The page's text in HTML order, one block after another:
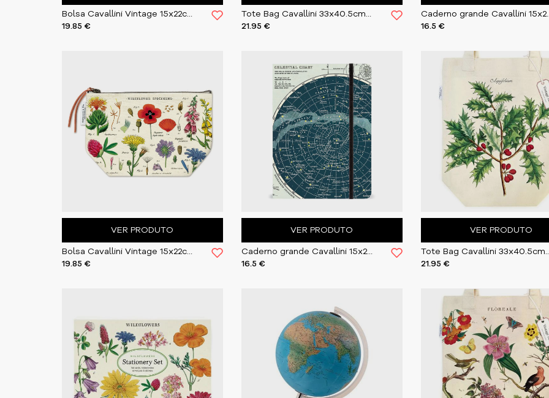
Bolsa Cavallini Vintage 15x22cm Botanica
19.85 €
Tote Bag Cavallini 33x40.5cm Botanica
21.95 €
Caderno
16.5 €
VER PRODUTO
Bolsa Cavallini Vintage 15x22cm Wildflowers
19.85 €
VER PRODUTO
Caderno grande Cavallini 15x20cm Celestial
16.5 €
VER PRODUTO
Tote Bag
21.95 €